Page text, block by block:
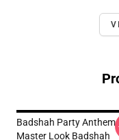
Badshah Party Anthem
Master Look Badshah